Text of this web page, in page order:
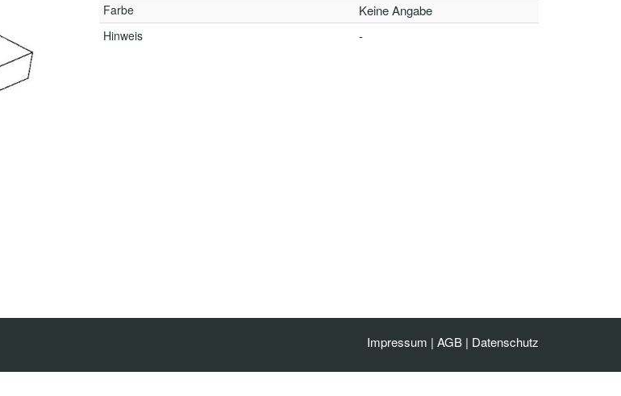
Farbe Keine Angabe
Hinweis -
Impressum | AGB | Datenschutz